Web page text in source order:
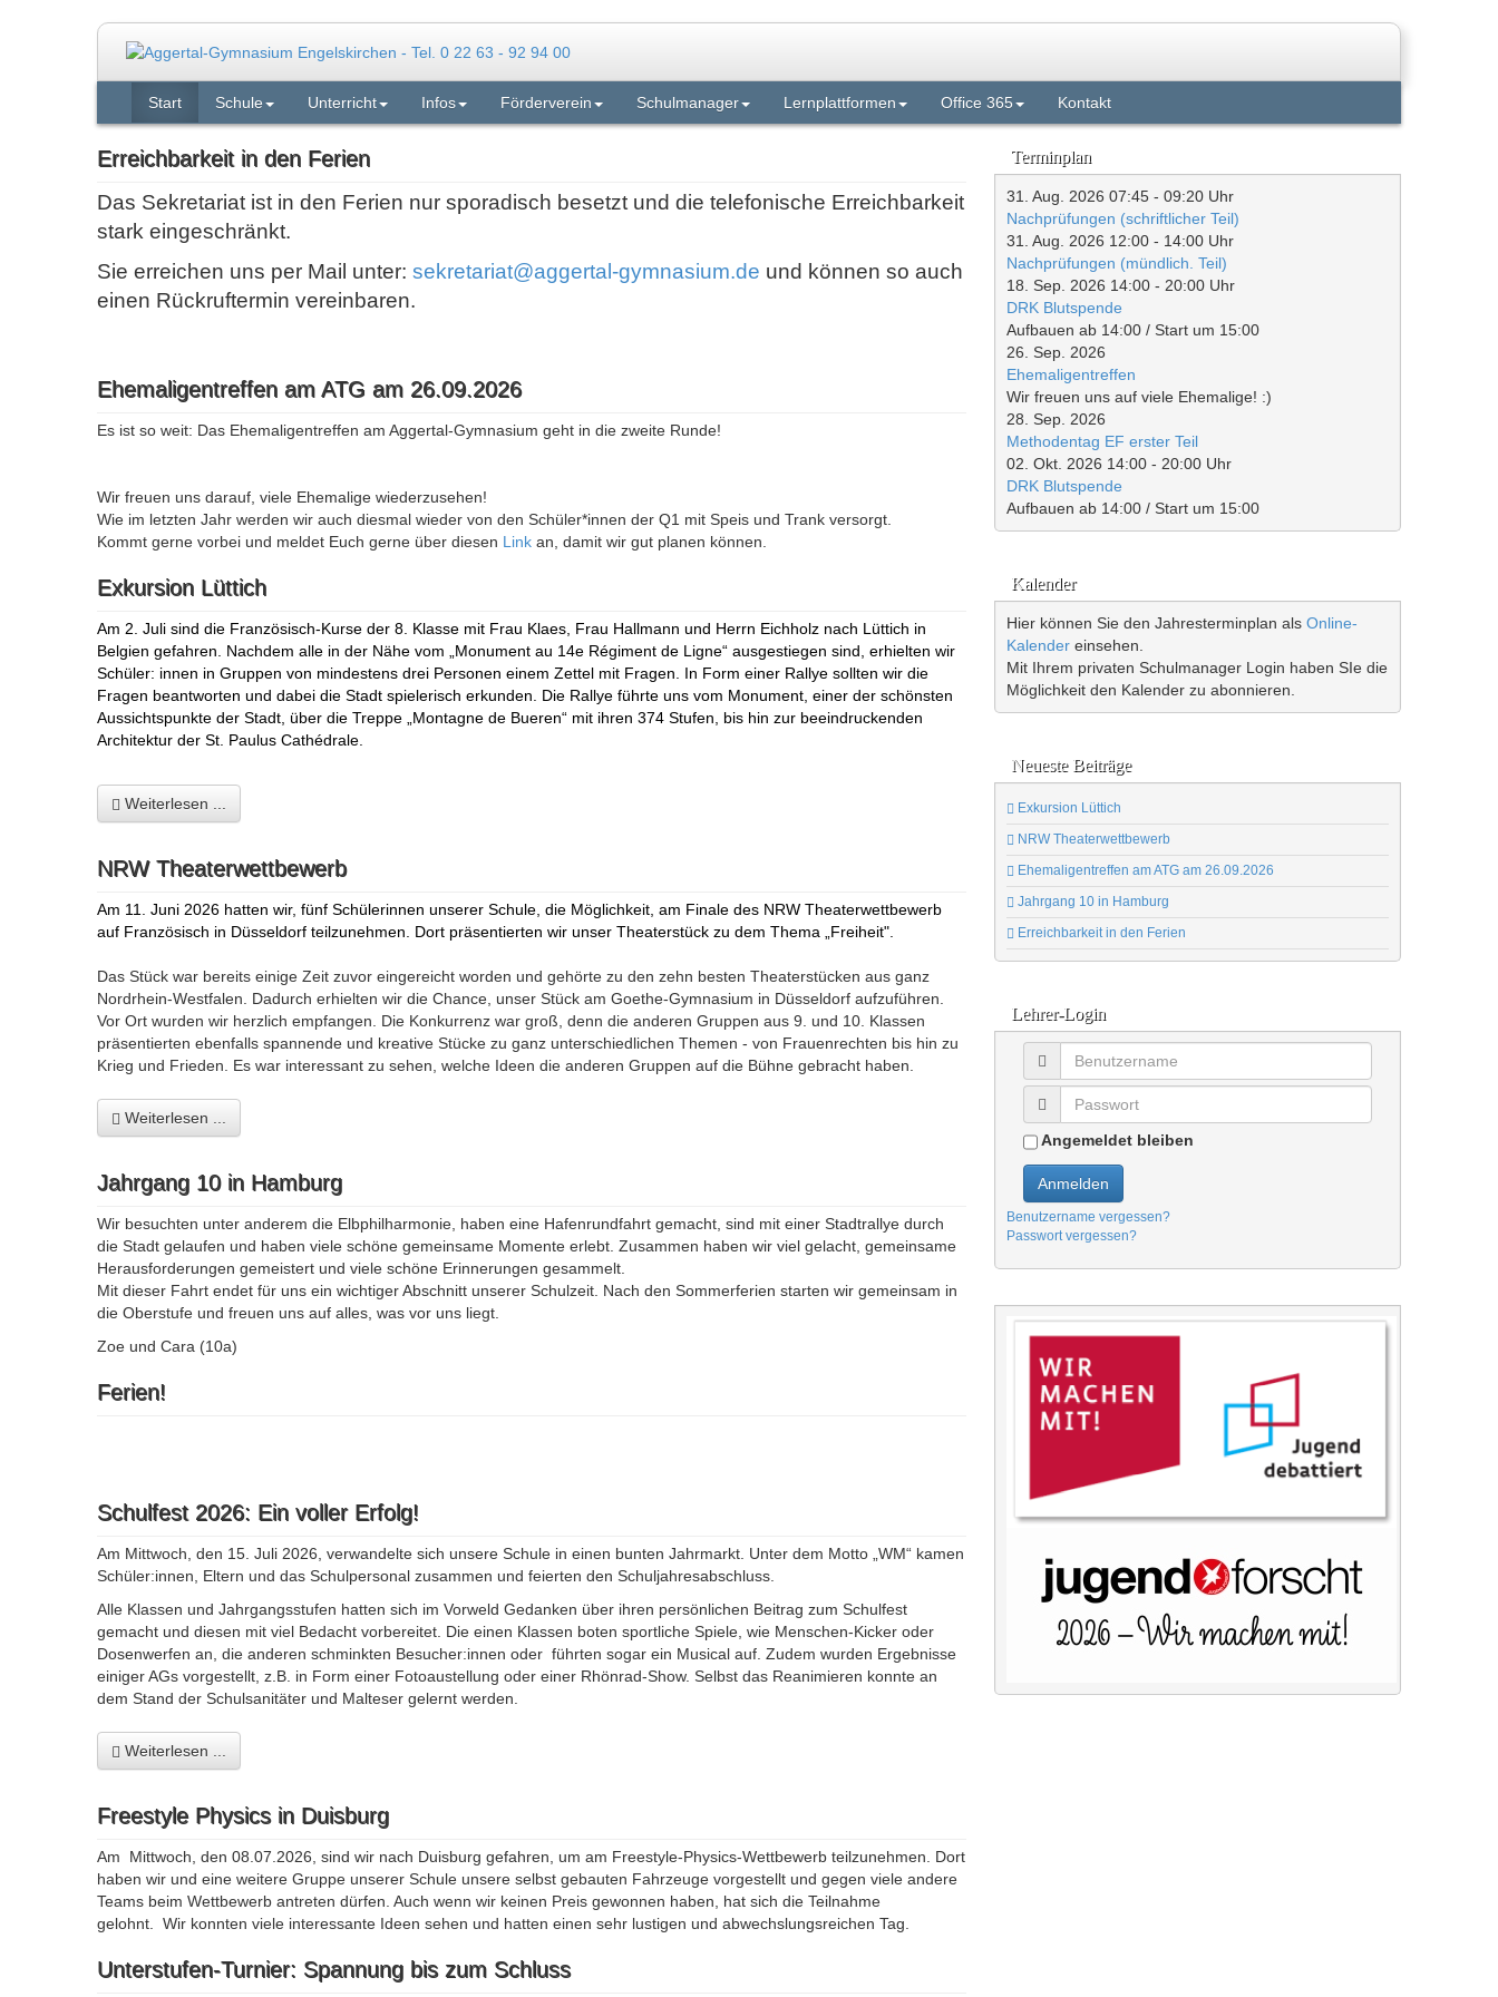
Start Schule Unterricht Infos Förderverein Schulmanager Lernplattformen Office 365 Kontakt
Erreichbarkeit in den Ferien
Das Sekretariat ist in den Ferien nur sporadisch besetzt und die telefonische Erreichbarkeit
stark eingeschränkt.
Sie erreichen uns per Mail unter: sekretariat@aggertal-gymnasium.de und können so auch
einen Rückruftermin vereinbaren.
Ehemaligentreffen am ATG am 26.09.2026
Es ist so weit: Das Ehemaligentreffen am Aggertal-Gymnasium geht in die zweite Runde!
Wir freuen uns darauf, viele Ehemalige wiederzusehen!
Wie im letzten Jahr werden wir auch diesmal wieder von den Schüler*innen der Q1 mit Speis und Trank versorgt.
Kommt gerne vorbei und meldet Euch gerne über diesen Link an, damit wir gut planen können.
Exkursion Lüttich
Am 2. Juli sind die Französisch-Kurse der 8. Klasse mit Frau Klaes, Frau Hallmann und Herrn Eichholz nach Lüttich in
Belgien gefahren. Nachdem alle in der Nähe vom „Monument au 14e Régiment de Ligne“ ausgestiegen sind, erhielten wir
Schüler: innen in Gruppen von mindestens drei Personen einem Zettel mit Fragen. In Form einer Rallye sollten wir die
Fragen beantworten und dabei die Stadt spielerisch erkunden. Die Rallye führte uns vom Monument, einer der schönsten
Aussichtspunkte der Stadt, über die Treppe „Montagne de Bueren“ mit ihren 374 Stufen, bis hin zur beeindruckenden
Architektur der St. Paulus Cathédrale.
Weiterlesen ...
NRW Theaterwettbewerb
Am 11. Juni 2026 hatten wir, fünf Schülerinnen unserer Schule, die Möglichkeit, am Finale des NRW Theaterwettbewerb
auf Französisch in Düsseldorf teilzunehmen. Dort präsentierten wir unser Theaterstück zu dem Thema „Freiheit".
Das Stück war bereits einige Zeit zuvor eingereicht worden und gehörte zu den zehn besten Theaterstücken aus ganz
Nordrhein-Westfalen. Dadurch erhielten wir die Chance, unser Stück am Goethe-Gymnasium in Düsseldorf aufzuführen.
Vor Ort wurden wir herzlich empfangen. Die Konkurrenz war groß, denn die anderen Gruppen aus 9. und 10. Klassen
präsentierten ebenfalls spannende und kreative Stücke zu ganz unterschiedlichen Themen - von Frauenrechten bis hin zu
Krieg und Frieden. Es war interessant zu sehen, welche Ideen die anderen Gruppen auf die Bühne gebracht haben.
Weiterlesen ...
Jahrgang 10 in Hamburg
Wir besuchten unter anderem die Elbphilharmonie, haben eine Hafenrundfahrt gemacht, sind mit einer Stadtrallye durch
die Stadt gelaufen und haben viele schöne gemeinsame Momente erlebt. Zusammen haben wir viel gelacht, gemeinsame
Herausforderungen gemeistert und viele schöne Erinnerungen gesammelt.
Mit dieser Fahrt endet für uns ein wichtiger Abschnitt unserer Schulzeit. Nach den Sommerferien starten wir gemeinsam in
die Oberstufe und freuen uns auf alles, was vor uns liegt.
Zoe und Cara (10a)
Ferien!
Schulfest 2026: Ein voller Erfolg!
Am Mittwoch, den 15. Juli 2026, verwandelte sich unsere Schule in einen bunten Jahrmarkt. Unter dem Motto „WM“ kamen
Schüler:innen, Eltern und das Schulpersonal zusammen und feierten den Schuljahresabschluss.
Alle Klassen und Jahrgangsstufen hatten sich im Vorweld Gedanken über ihren persönlichen Beitrag zum Schulfest
gemacht und diesen mit viel Bedacht vorbereitet. Die einen Klassen boten sportliche Spiele, wie Menschen-Kicker oder
Dosenwerfen an, die anderen schminkten Besucher:innen oder führten sogar ein Musical auf. Zudem wurden Ergebnisse
einiger AGs vorgestellt, z.B. in Form einer Fotoaustellung oder einer Rhönrad-Show. Selbst das Reanimieren konnte an
dem Stand der Schulsanitäter und Malteser gelernt werden.
Weiterlesen ...
Freestyle Physics in Duisburg
Am Mittwoch, den 08.07.2026, sind wir nach Duisburg gefahren, um am Freestyle-Physics-Wettbewerb teilzunehmen. Dort
haben wir und eine weitere Gruppe unserer Schule unsere selbst gebauten Fahrzeuge vorgestellt und gegen viele andere
Teams beim Wettbewerb antreten dürfen. Auch wenn wir keinen Preis gewonnen haben, hat sich die Teilnahme
gelohnt. Wir konnten viele interessante Ideen sehen und hatten einen sehr lustigen und abwechslungsreichen Tag.
Unterstufen-Turnier: Spannung bis zum Schluss
Terminplan
31. Aug. 2026 07:45 - 09:20 Uhr
Nachprüfungen (schriftlicher Teil)
31. Aug. 2026 12:00 - 14:00 Uhr
Nachprüfungen (mündlich. Teil)
18. Sep. 2026 14:00 - 20:00 Uhr
DRK Blutspende
Aufbauen ab 14:00 / Start um 15:00
26. Sep. 2026
Ehemaligentreffen
Wir freuen uns auf viele Ehemalige! :)
28. Sep. 2026
Methodentag EF erster Teil
02. Okt. 2026 14:00 - 20:00 Uhr
DRK Blutspende
Aufbauen ab 14:00 / Start um 15:00
Kalender
Hier können Sie den Jahresterminplan als Online-
Kalender einsehen.
Mit Ihrem privaten Schulmanager Login haben SIe die
Möglichkeit den Kalender zu abonnieren.
Neueste Beiträge
Exkursion Lüttich
NRW Theaterwettbewerb
Ehemaligentreffen am ATG am 26.09.2026
Jahrgang 10 in Hamburg
Erreichbarkeit in den Ferien
Lehrer-Login
Angemeldet bleiben
Anmelden
Benutzername vergessen?
Passwort vergessen?